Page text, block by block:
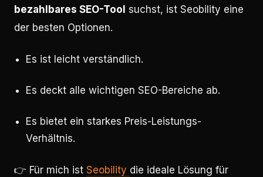
bezahlbares SEO-Tool suchst, ist Seobility eine
der besten Optionen.
Es ist leicht verständlich.
Es deckt alle wichtigen SEO-Bereiche ab.
Es bietet ein starkes Preis-Leistungs-
Verhältnis.
👉 Für mich ist Seobility die ideale Lösung für